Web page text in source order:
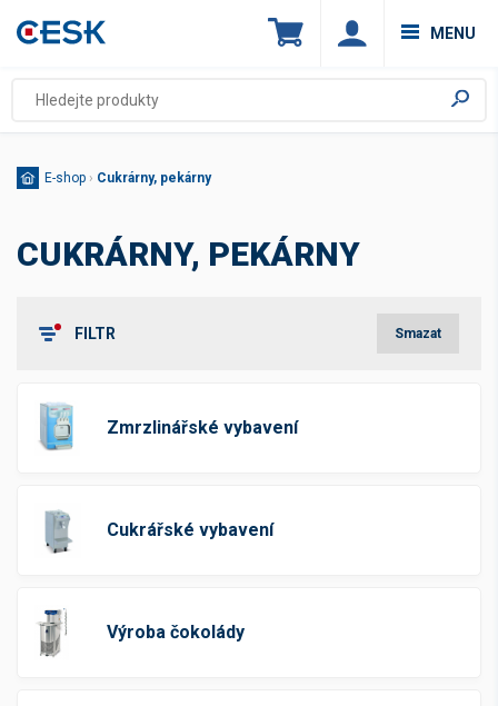
MENU
E-shop › Cukrárny, pekárny
CUKRÁRNY, PEKÁRNY
FILTR Smazat
Novinka
Cena v Kč bez DPH
Zmrzlinářské vybavení
Cukrářské vybavení
Výroba čokolády